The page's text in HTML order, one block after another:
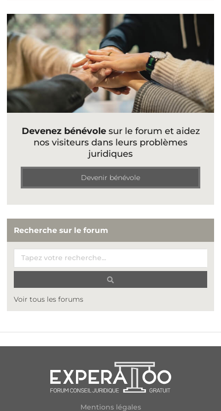
Devenez bénévolesur le forum et aidez
nos visiteurs dans leurs problèmes
juridiques
Devenir bénévole
Recherche sur le forum
Voir tous les forums
Mentions légales